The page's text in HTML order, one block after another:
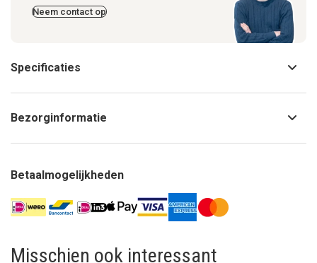
Neem contact op
Specificaties
Bezorginformatie
Betaalmogelijkheden
Misschien ook interessant